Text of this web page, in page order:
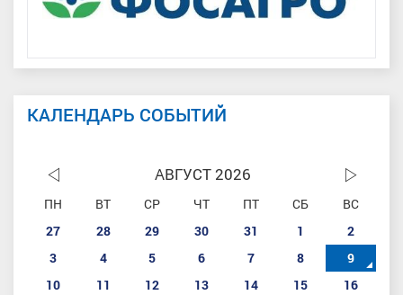
КАЛЕНДАРЬ СОБЫТИЙ
АВГУСТ 2026
ПН ВТ СР ЧТ ПТ СБ
ВС
27
28 29 30 31 1
2
3
4 5 6 7 8
9
10
11 12 13 14 15
16